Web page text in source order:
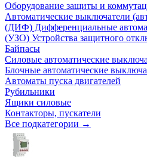
Оборудование защиты и
Автоматические выключатели
(ДИФ) Дифференциальные
(УЗО) Устройства защитного
Байпасы
Силовые автоматические
Блочные автоматические
Автоматы пуска двигателей
Рубильники
Ящики силовые
Контакторы, пускатели
Все подкатегории →